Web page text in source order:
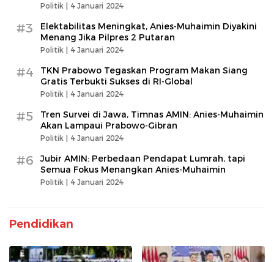
Politik | 4 Januari 2024
#3
Elektabilitas Meningkat, Anies-Muhaimin Diyakini
Menang Jika Pilpres 2 Putaran
Politik | 4 Januari 2024
#4
TKN Prabowo Tegaskan Program Makan Siang
Gratis Terbukti Sukses di RI-Global
Politik | 4 Januari 2024
#5
Tren Survei di Jawa, Timnas AMIN: Anies-Muhaimin
Akan Lampaui Prabowo-Gibran
Politik | 4 Januari 2024
#6
Jubir AMIN: Perbedaan Pendapat Lumrah, tapi
Semua Fokus Menangkan Anies-Muhaimin
Politik | 4 Januari 2024
Pendidikan